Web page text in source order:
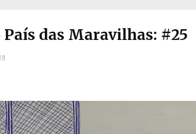
País das Maravilhas: #25